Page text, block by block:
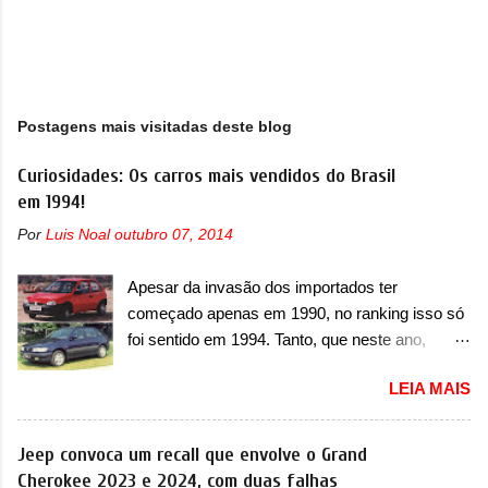
Postagens mais visitadas deste blog
Curiosidades: Os carros mais vendidos do Brasil
em 1994!
Por Luis Noal outubro 07, 2014
Apesar da invasão dos importados ter
começado apenas em 1990, no ranking isso só
foi sentido em 1994. Tanto, que neste ano,
começar pelo Chevrolet Corsa, o mais
destacado deles no ranking que perdurou no
nosso mercado até início de 2012 e com
certeza foi um grandioso lançamento da
LEIA MAIS
Jeep convoca um recall que envolve o Grand
Cherokee 2023 e 2024, com duas falhas